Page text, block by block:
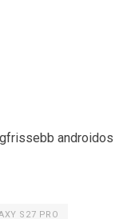
androidos
S27 PRO